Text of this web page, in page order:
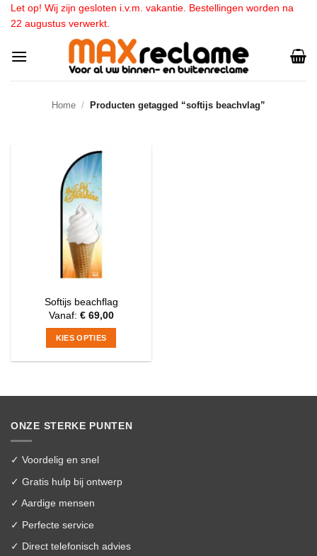
Ga
naar
Let op! Wij zijn gesloten i.v.m. vakantie. Bestellingen worden na
22 augustus verwerkt.
Home / Producten getagged “softijs beachvlag”
Softijs beachflag
Vanaf: €69,00
KIES OPTIES
meerdere
Deze
kan
worden
op
ONZE STERKE PUNTEN
✓ Voordelig en snel
✓ Gratis hulp bij ontwerp
✓ Aardige mensen
✓ Perfecte service
✓ Direct telefonisch advies